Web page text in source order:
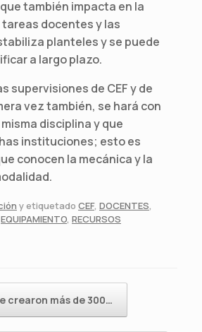
también impacta en la
docentes y las
planteles y se puede
a largo plazo.
supervisiones de CEF y de
vez también, se hará con
disciplina y que
instituciones; esto es
conocen la mecánica y la
y etiquetado CEF, DOCENTES,
EQUIPAMIENTO, RECURSOS
crearon más de 300…